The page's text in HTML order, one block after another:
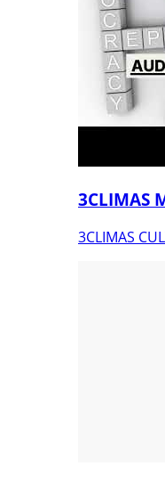
3CLIMAS
3CLIMAS